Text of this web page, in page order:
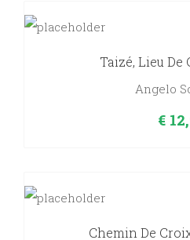
Taizé, Lieu De
Angelo
€
Chemin De